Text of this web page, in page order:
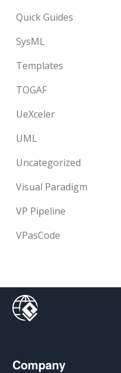
Quick Guides
SysML
Templates
TOGAF
UeXceler
UML
Uncategorized
Visual Paradigm
VP Pipeline
VPasCode
Company